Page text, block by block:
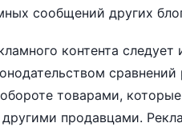
сообщений других
контента следует
товарами,
продавцами.